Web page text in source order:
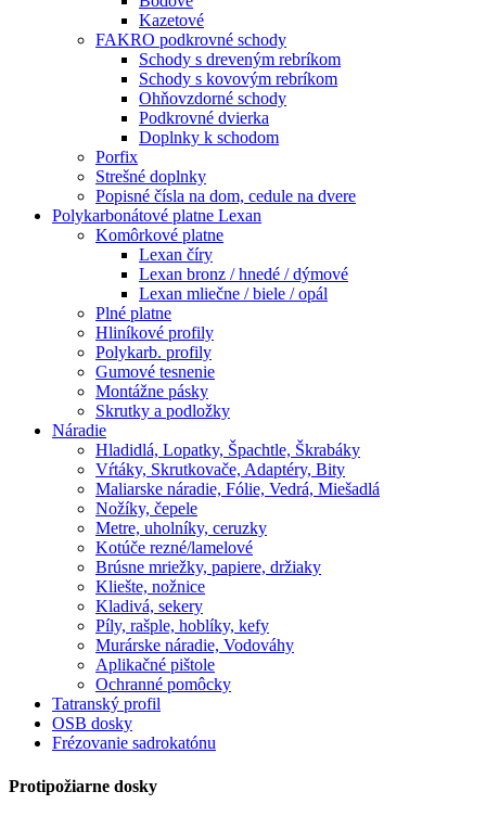
Kazetové
FAKRO podkrovné schody
Schody s dreveným rebríkom
Schody s kovovým rebríkom
Ohňovzdorné schody
Podkrovné dvierka
Doplnky k schodom
Porfix
Strešné doplnky
Popisné čísla na dom, cedule na dvere
Polykarbonátové platne Lexan
Komôrkové platne
Lexan číry
Lexan bronz / hnedé / dýmové
Lexan mliečne / biele / opál
Plné platne
Hliníkové profily
Polykarb. profily
Gumové tesnenie
Montážne pásky
Skrutky a podložky
Náradie
Hladidlá, Lopatky, Špachtle, Škrabáky
Vŕtáky, Skrutkovače, Adaptéry, Bity
Maliarske náradie, Fólie, Vedrá, Miešadlá
Nožíky, čepele
Metre, uholníky, ceruzky
Kotúče rezné/lamelové
Brúsne mriežky, papiere, držiaky
Kliešte, nožnice
Kladivá, sekery
Píly, rašple, hoblíky, kefy
Murárske náradie, Vodováhy
Aplikačné pištole
Ochranné pomôcky
Tatranský profil
OSB dosky
Frézovanie sadrokatónu
Protipožiarne dosky